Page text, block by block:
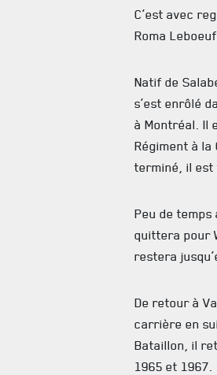
C’est avec
Roma
Natif de
s’est enrôlé
à Montréal. Il
Régiment à la
terminé, il est
Peu de
quittera pour
restera
De retour à
carrière en
Bataillon, il
1965 et 1967.